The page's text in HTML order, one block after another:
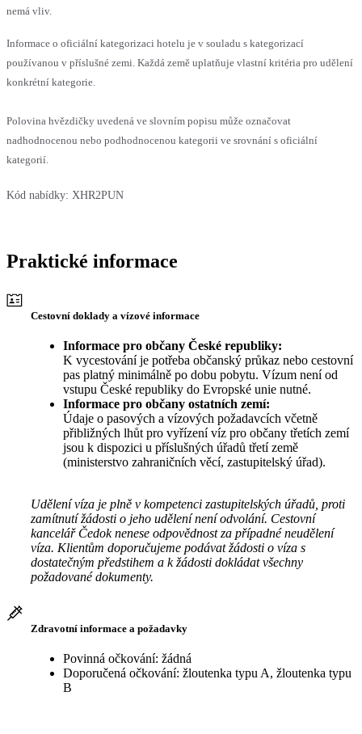
nemá vliv.
Informace o oficiální kategorizaci hotelu je v souladu s kategorizací
používanou v příslušné zemi. Každá země uplatňuje vlastní kritéria pro udělení
konkrétní kategorie.
Polovina hvězdičky uvedená ve slovním popisu může označovat
nadhodnocenou nebo podhodnocenou kategorii ve srovnání s oficiální
kategorií.
Kód nabídky: XHR2PUN
Praktické informace
Cestovní doklady a vízové informace
Informace pro občany České republiky:
K vycestování je potřeba občanský průkaz nebo cestovní
pas platný minimálně po dobu pobytu. Vízum není od
vstupu České republiky do Evropské unie nutné.
Informace pro občany ostatních zemí:
Údaje o pasových a vízových požadavcích včetně
přibližných lhůt pro vyřízení víz pro občany třetích zemí
jsou k dispozici u příslušných úřadů třetí země
(ministerstvo zahraničních věcí, zastupitelský úřad).
Udělení víza je plně v kompetenci zastupitelských úřadů, proti
zamítnutí žádosti o jeho udělení není odvolání. Cestovní
kancelář Čedok nenese odpovědnost za případné neudělení
víza. Klientům doporučujeme podávat žádosti o víza s
dostatečným předstihem a k žádosti dokládat všechny
požadované dokumenty.
Zdravotní informace a požadavky
Povinná očkování: žádná
Doporučená očkování: žloutenka typu A, žloutenka typu
B